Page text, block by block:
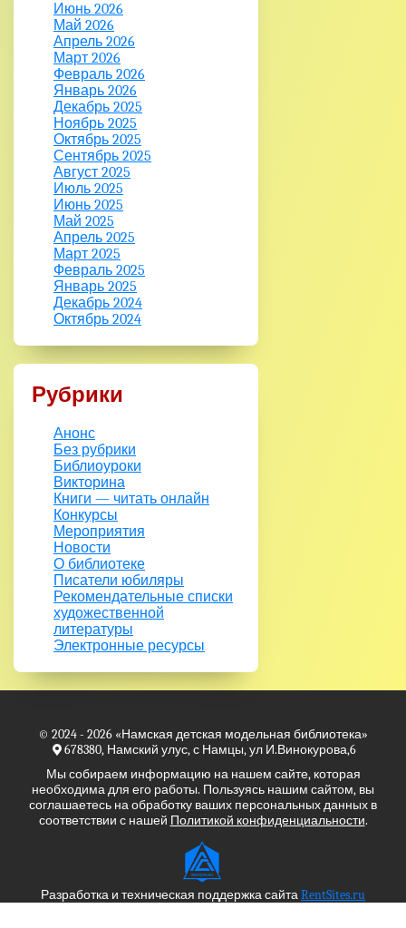
Июнь 2026
Май 2026
Апрель 2026
Март 2026
Февраль 2026
Январь 2026
Декабрь 2025
Ноябрь 2025
Октябрь 2025
Сентябрь 2025
Август 2025
Июль 2025
Июнь 2025
Май 2025
Апрель 2025
Март 2025
Февраль 2025
Январь 2025
Декабрь 2024
Октябрь 2024
Рубрики
Анонс
Без рубрики
Библиоуроки
Викторина
Книги — читать онлайн
Конкурсы
Мероприятия
Новости
О библиотеке
Писатели юбиляры
Рекомендательные списки
художественной
литературы
Электронные ресурсы
© 2024 - 2026 «Намская детская модельная библиотека»
678380, Намский улус, с Намцы, ул И.Винокурова,6
Мы собираем информацию на нашем сайте, которая
необходима для его работы. Пользуясь нашим сайтом, вы
соглашаетесь на обработку ваших персональных данных в
соответствии с нашей Политикой конфиденциальности.
Разработка и техническая поддержка сайтаRentSites.ru